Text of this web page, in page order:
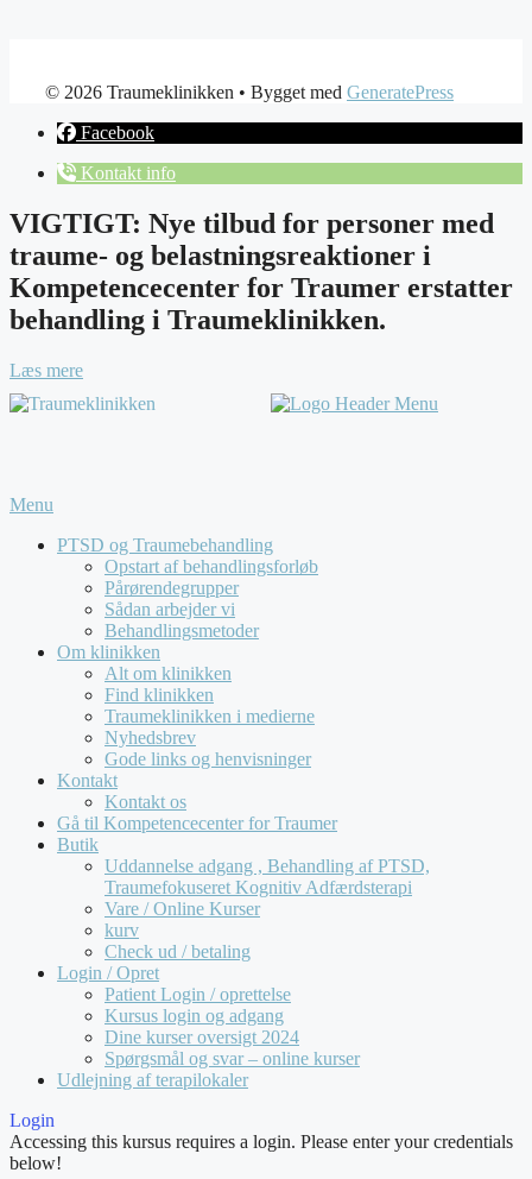
© 2026 Traumeklinikken • Bygget med GeneratePress
Facebook
Kontakt info
VIGTIGT: Nye tilbud for personer med
traume- og belastningsreaktioner i
Kompetencecenter for Traumer erstatter
behandling i Traumeklinikken.
Læs mere
Menu
PTSD og Traumebehandling
Opstart af behandlingsforløb
Pårørendegrupper
Sådan arbejder vi
Behandlingsmetoder
Om klinikken
Alt om klinikken
Find klinikken
Traumeklinikken i medierne
Nyhedsbrev
Gode links og henvisninger
Kontakt
Kontakt os
Gå til Kompetencecenter for Traumer
Butik
Uddannelse adgang , Behandling af PTSD,
Traumefokuseret Kognitiv Adfærdsterapi
Vare / Online Kurser
kurv
Check ud / betaling
Login / Opret
Patient Login / oprettelse
Kursus login og adgang
Dine kurser oversigt 2024
Spørgsmål og svar – online kurser
Udlejning af terapilokaler
Login
Accessing this kursus requires a login. Please enter your credentials
below!